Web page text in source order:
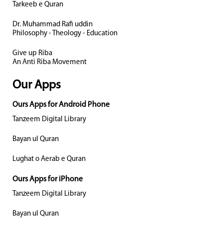
Tarkeeb e Quran
Dr. Muhammad Rafi uddin
Philosophy - Theology - Education
Give up Riba
An Anti Riba Movement
Our Apps
Ours Apps for Android Phone
Tanzeem Digital Library
Bayan ul Quran
Lughat o Aerab e Quran
Ours Apps for iPhone
Tanzeem Digital Library
Bayan ul Quran